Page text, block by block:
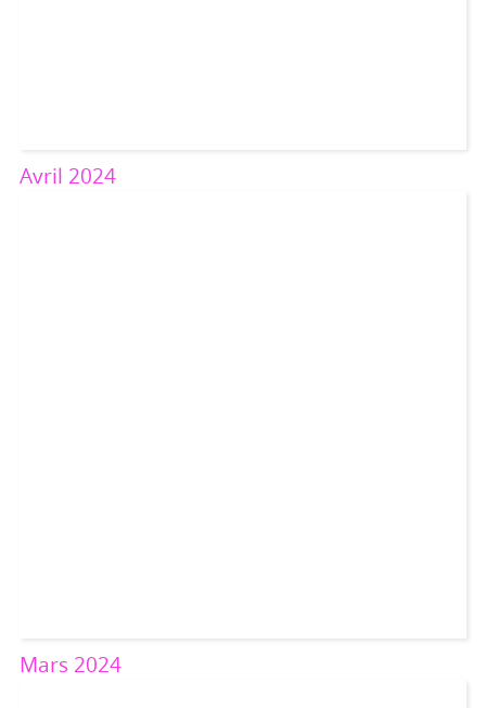
Avril 2024
Mars 2024